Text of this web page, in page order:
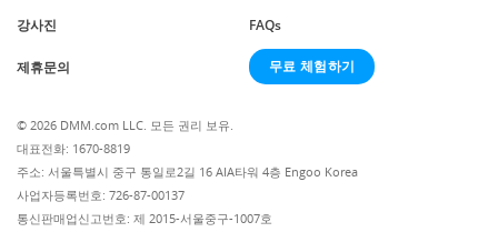
강사진
FAQs
제휴문의 무료 체험하기
© 2026 DMM.com LLC. 모든 권리 보유.
대표전화: 1670-8819
주소: 서울특별시 중구 통일로2길 16 AIA타워 4층 Engoo Korea
사업자등록번호: 726-87-00137
통신판매업신고번호: 제 2015-서울중구-1007호